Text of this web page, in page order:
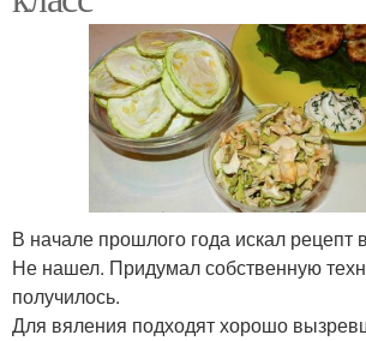
В начале прошлого года искал рецепт
Не нашел. Придумал собственную
получилось.
Для вяления подходят хорошо